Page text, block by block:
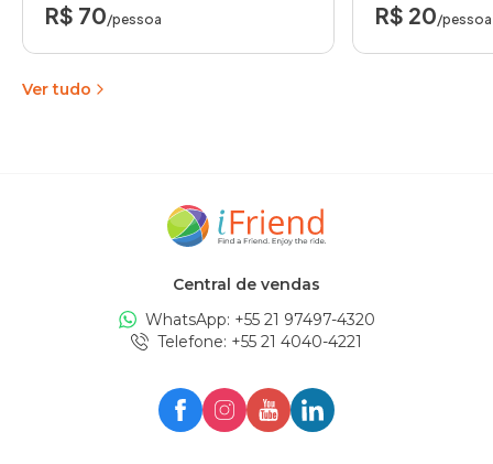
R$ 70/pessoa R$ 20/pessoa
Ver tudo
Central de vendas
WhatsApp: +55 21 97497-4320
Telefone: +55 21 4040-4221